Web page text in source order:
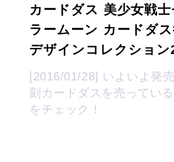
カードダス 美少女戦士
ラームーン カードダス
デザインコレクション
[2016/01/28] いよいよ発
刻カードダスを売ってい
をチェック！